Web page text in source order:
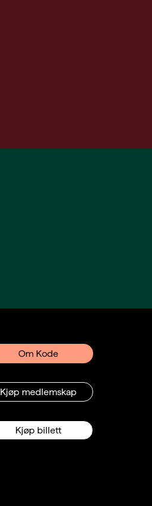
Om Kode
Kjøp medlemskap
Kjøp billett